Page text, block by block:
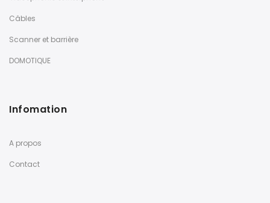
Câbles
Scanner et barrière
DOMOTIQUE
Infomation
A propos
Contact